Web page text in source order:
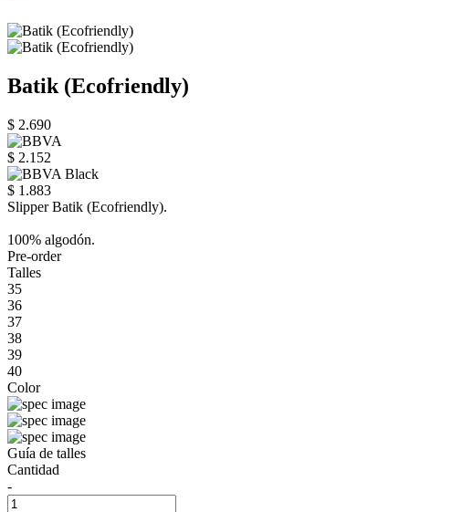
Batik (Ecofriendly)
$ 2.690
$ 2.152
$ 1.883
Slipper Batik (Ecofriendly).
100% algodón.
Pre-order
Talles
35
36
37
38
39
40
Color
Guía de talles
Cantidad
-